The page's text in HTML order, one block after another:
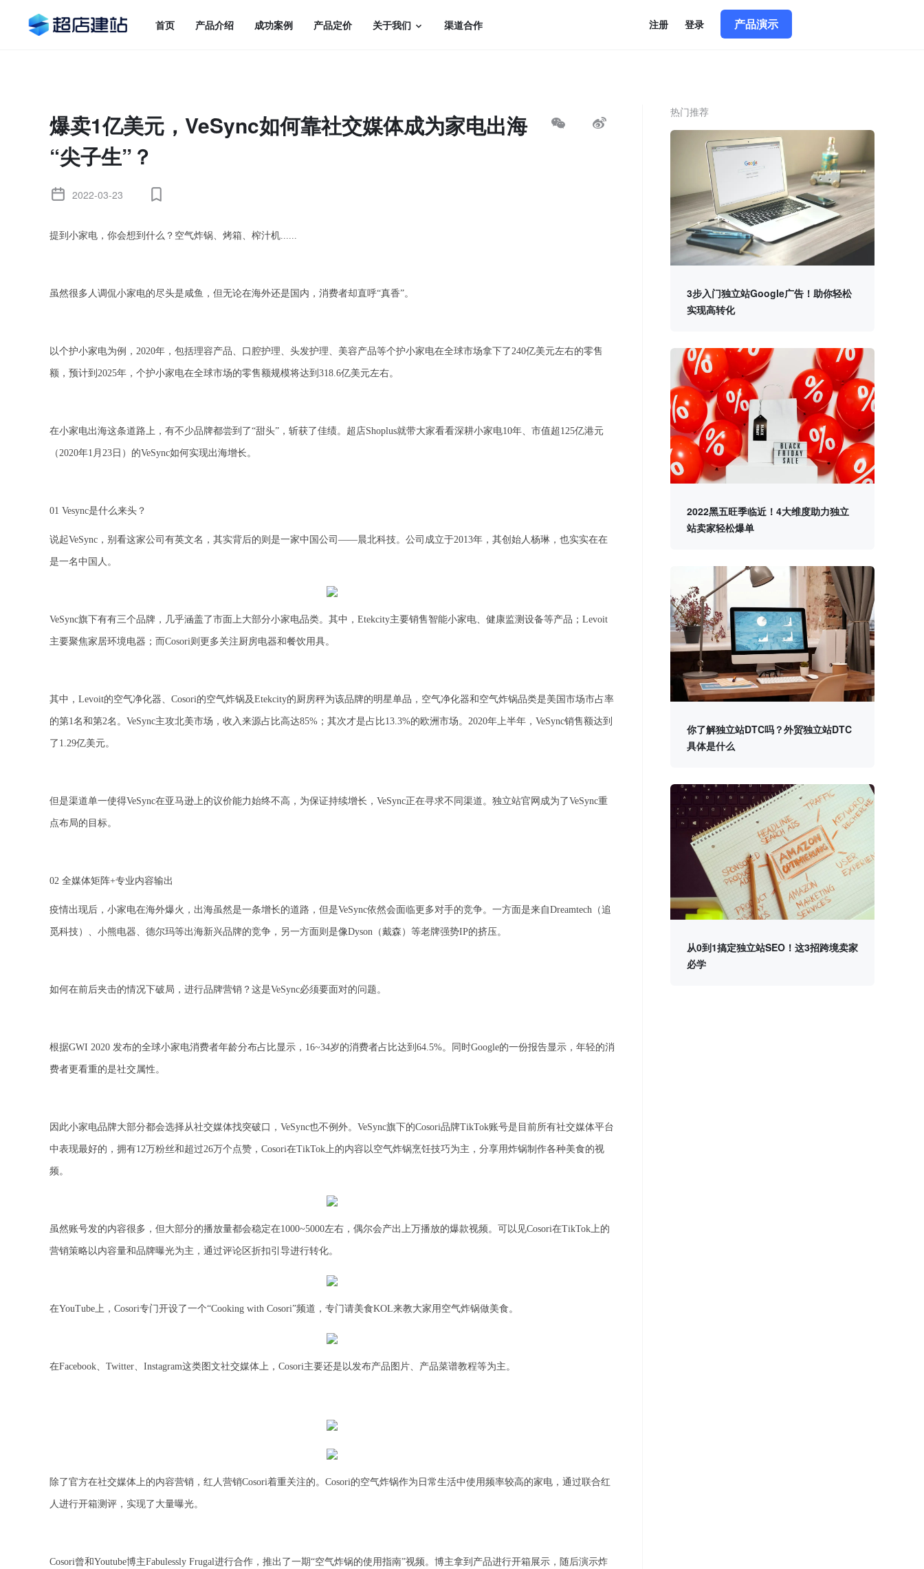
首页 产品介绍 成功案例 产品定价 关于我们 渠道合作 注册 登录 产品演示
爆卖1亿美元，VeSync如何靠社交媒体成为家电出海
“尖子生”？
2022-03-23
提到小家电，你会想到什么？空气炸锅、烤箱、榨汁机......
虽然很多人调侃小家电的尽头是咸鱼，但无论在海外还是国内，消费者却直呼“真香”。
以个护小家电为例，2020年，包括理容产品、口腔护理、头发护理、美容产品等个护小家电在全球市场拿下了240亿美元左右的零售
额，预计到2025年，个护小家电在全球市场的零售额规模将达到318.6亿美元左右。
在小家电出海这条道路上，有不少品牌都尝到了“甜头”，斩获了佳绩。超店Shoplus就带大家看看深耕小家电10年、市值超125亿港元
（2020年1月23日）的VeSync如何实现出海增长。
01 Vesync是什么来头？
说起VeSync，别看这家公司有英文名，其实背后的则是一家中国公司——晨北科技。公司成立于2013年，其创始人杨琳，也实实在在
是一名中国人。
VeSync旗下有有三个品牌，几乎涵盖了市面上大部分小家电品类。其中，Etekcity主要销售智能小家电、健康监测设备等产品；Levoit
主要聚焦家居环境电器；而Cosori则更多关注厨房电器和餐饮用具。
其中，Levoit的空气净化器、Cosori的空气炸锅及Etekcity的厨房秤为该品牌的明星单品，空气净化器和空气炸锅品类是美国市场市占率
的第1名和第2名。VeSync主攻北美市场，收入来源占比高达85%；其次才是占比13.3%的欧洲市场。2020年上半年，VeSync销售额达到
了1.29亿美元。
但是渠道单一使得VeSync在亚马逊上的议价能力始终不高，为保证持续增长，VeSync正在寻求不同渠道。独立站官网成为了VeSync重
点布局的目标。
02 全媒体矩阵+专业内容输出
疫情出现后，小家电在海外爆火，出海虽然是一条增长的道路，但是VeSync依然会面临更多对手的竞争。一方面是来自Dreamtech（追
觅科技）、小熊电器、德尔玛等出海新兴品牌的竞争，另一方面则是像Dyson（戴森）等老牌强势IP的挤压。
如何在前后夹击的情况下破局，进行品牌营销？这是VeSync必须要面对的问题。
根据GWI 2020 发布的全球小家电消费者年龄分布占比显示，16~34岁的消费者占比达到64.5%。同时Google的一份报告显示，年轻的消
费者更看重的是社交属性。
因此小家电品牌大部分都会选择从社交媒体找突破口，VeSync也不例外。VeSync旗下的Cosori品牌TikTok账号是目前所有社交媒体平台
中表现最好的，拥有12万粉丝和超过26万个点赞，Cosori在TikTok上的内容以空气炸锅烹饪技巧为主，分享用炸锅制作各种美食的视
频。
虽然账号发的内容很多，但大部分的播放量都会稳定在1000~5000左右，偶尔会产出上万播放的爆款视频。可以见Cosori在TikTok上的
营销策略以内容量和品牌曝光为主，通过评论区折扣引导进行转化。
在YouTube上，Cosori专门开设了一个“Cooking with Cosori”频道，专门请美食KOL来教大家用空气炸锅做美食。
在Facebook、Twitter、Instagram这类图文社交媒体上，Cosori主要还是以发布产品图片、产品菜谱教程等为主。
除了官方在社交媒体上的内容营销，红人营销Cosori着重关注的。Cosori的空气炸锅作为日常生活中使用频率较高的家电，通过联合红
人进行开箱测评，实现了大量曝光。
Cosori曾和Youtube博主Fabulessly Frugal进行合作，推出了一期“空气炸锅的使用指南”视频。博主拿到产品进行开箱展示，随后演示炸
热门推荐
3步入门独立站Google广告！助你轻松
实现高转化
2022黑五旺季临近！4大维度助力独立
站卖家轻松爆单
你了解独立站DTC吗？外贸独立站DTC
具体是什么
从0到1搞定独立站SEO！这3招跨境卖家
必学